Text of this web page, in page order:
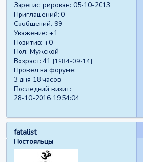
Зарегистрирован: 05-10-2013
Приглашений: 0
Сообщений: 99
Уважение: +1
Позитив: +0
Пол: Мужской
Возраст: 41 [1984-09-14]
Провел на форуме:
3 дня 18 часов
Последний визит:
28-10-2016 19:54:04
fatalist
Постояльцы